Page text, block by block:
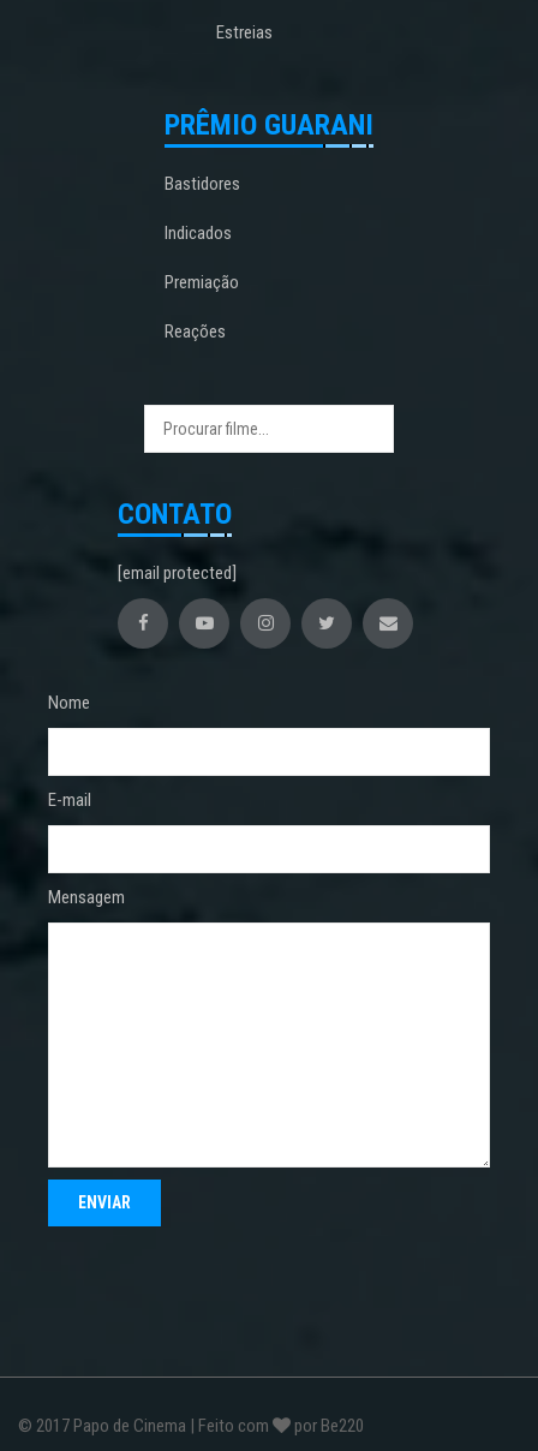
Estreias
PRÊMIO GUARANI
Bastidores
Indicados
Premiação
Reações
CONTATO
[email protected]
Nome
E-mail
Mensagem
© 2017 Papo de Cinema | Feito com por Be220